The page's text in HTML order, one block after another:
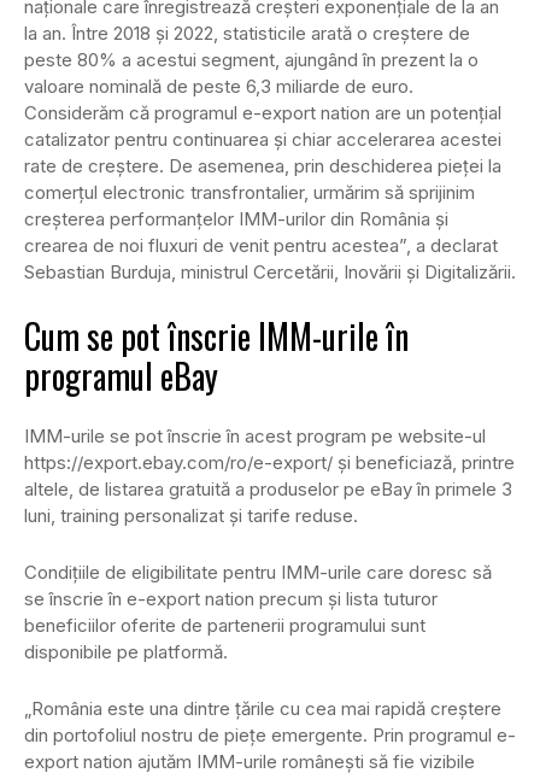
naționale care înregistrează creșteri exponențiale de la an
la an. Între 2018 și 2022, statisticile arată o creștere de
peste 80% a acestui segment, ajungând în prezent la o
valoare nominală de peste 6,3 miliarde de euro.
Considerăm că programul e-export nation are un potențial
catalizator pentru continuarea și chiar accelerarea acestei
rate de creștere. De asemenea, prin deschiderea pieței la
comerțul electronic transfrontalier, urmărim să sprijinim
creșterea performanțelor IMM-urilor din România și
crearea de noi fluxuri de venit pentru acestea”, a declarat
Sebastian Burduja, ministrul Cercetării, Inovării și Digitalizării.
Cum se pot înscrie IMM-urile în
programul eBay
IMM-urile se pot înscrie în acest program pe website-ul
https://export.ebay.com/ro/e-export/ și beneficiază, printre
altele, de listarea gratuită a produselor pe eBay în primele 3
luni, training personalizat și tarife reduse.
Condițiile de eligibilitate pentru IMM-urile care doresc să
se înscrie în e-export nation precum și lista tuturor
beneficiilor oferite de partenerii programului sunt
disponibile pe platformă.
„România este una dintre țările cu cea mai rapidă creștere
din portofoliul nostru de piețe emergente. Prin programul e-
export nation ajutăm IMM-urile românești să fie vizibile